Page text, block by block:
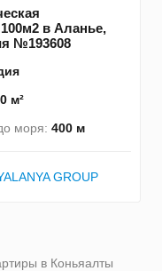
в Аланье,
№193608
м²
моря: 400 м
GROUP
в Коньяалты